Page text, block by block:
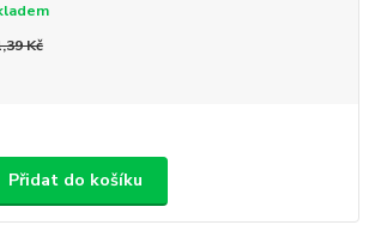
Kč
Přidat do košíku